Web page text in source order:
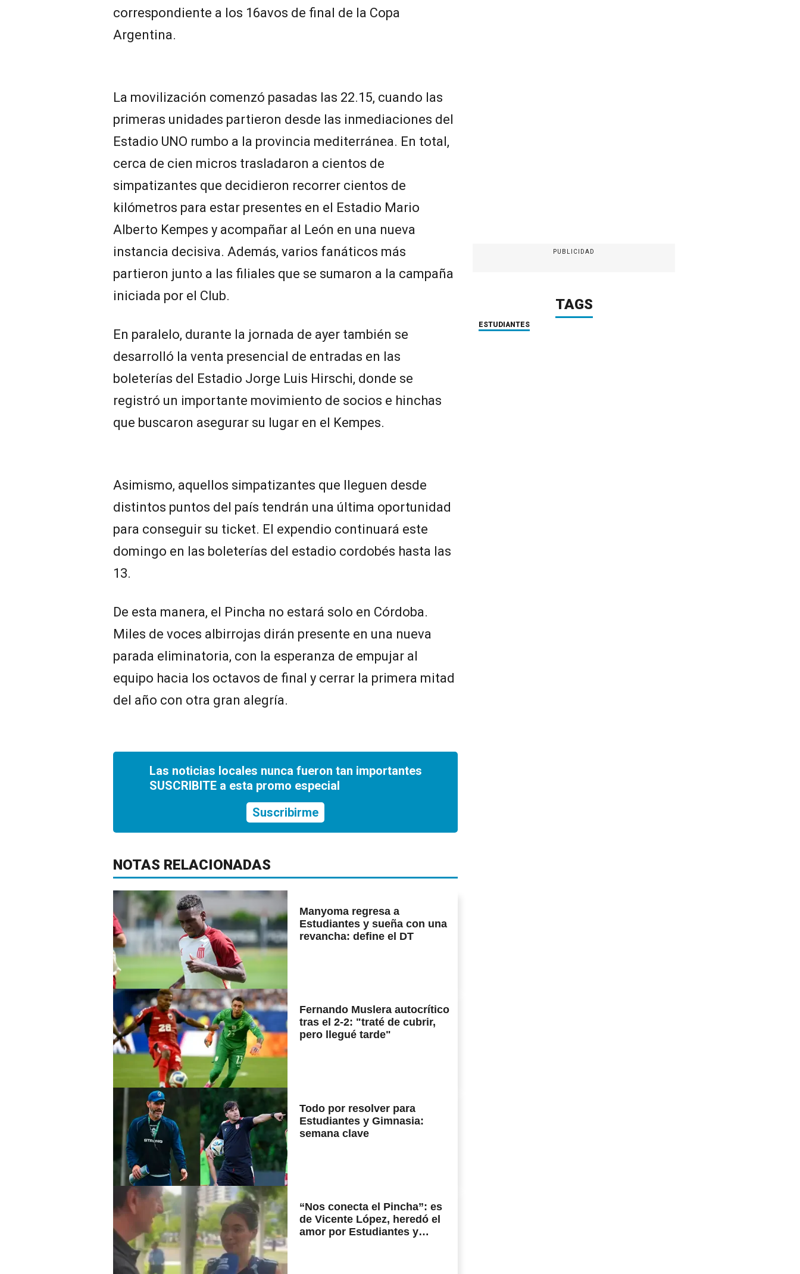
correspondiente a los 16avos de final de la Copa
Argentina.
La movilización comenzó pasadas las 22.15, cuando las
primeras unidades partieron desde las inmediaciones del
Estadio UNO rumbo a la provincia mediterránea. En total,
cerca de cien micros trasladaron a cientos de
simpatizantes que decidieron recorrer cientos de
kilómetros para estar presentes en el Estadio Mario
Alberto Kempes y acompañar al León en una nueva
instancia decisiva. Además, varios fanáticos más
partieron junto a las filiales que se sumaron a la campaña
iniciada por el Club.
En paralelo, durante la jornada de ayer también se
desarrolló la venta presencial de entradas en las
boleterías del Estadio Jorge Luis Hirschi, donde se
registró un importante movimiento de socios e hinchas
que buscaron asegurar su lugar en el Kempes.
Asimismo, aquellos simpatizantes que lleguen desde
distintos puntos del país tendrán una última oportunidad
para conseguir su ticket. El expendio continuará este
domingo en las boleterías del estadio cordobés hasta las
13.
De esta manera, el Pincha no estará solo en Córdoba.
Miles de voces albirrojas dirán presente en una nueva
parada eliminatoria, con la esperanza de empujar al
equipo hacia los octavos de final y cerrar la primera mitad
del año con otra gran alegría.
Las noticias locales nunca fueron tan importantes
SUSCRIBITE a esta promo especial
Suscribirme
NOTAS RELACIONADAS
Manyoma regresa a
Estudiantes y sueña con una
revancha: define el DT
Fernando Muslera autocrítico
tras el 2-2: "traté de cubrir,
pero llegué tarde"
Todo por resolver para
Estudiantes y Gimnasia:
semana clave
“Nos conecta el Pincha”: es
de Vicente López, heredó el
amor por Estudiantes y
PUBLICIDAD
TAGS
ESTUDIANTES